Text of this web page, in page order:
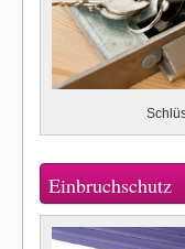
Einbruchschutz